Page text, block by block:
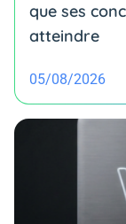
que ses
atteindre
05/08/2026